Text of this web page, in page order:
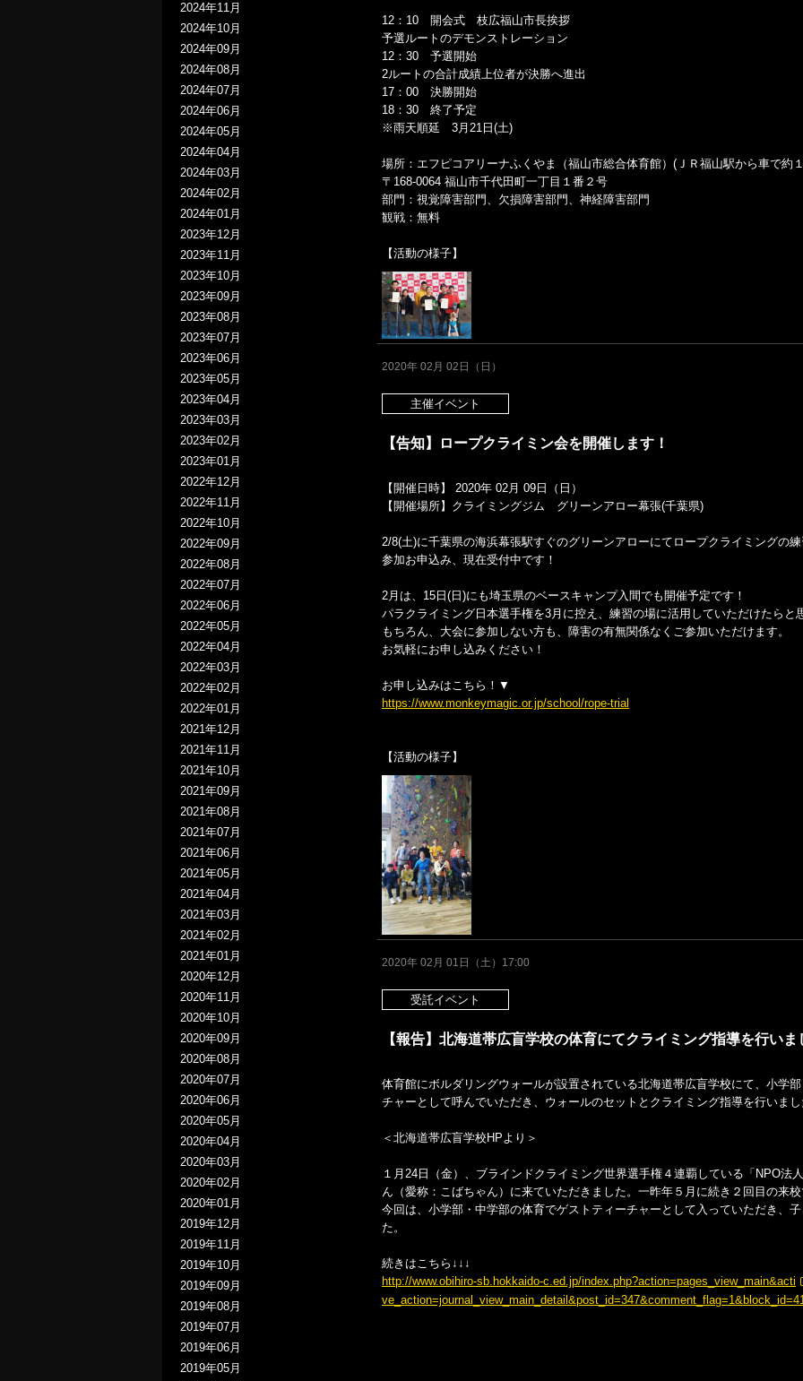
2024年11月
2024年10月
2024年09月
2024年08月
2024年07月
2024年06月
2024年05月
2024年04月
2024年03月
2024年02月
2024年01月
2023年12月
2023年11月
2023年10月
2023年09月
2023年08月
2023年07月
2023年06月
2023年05月
2023年04月
2023年03月
2023年02月
2023年01月
2022年12月
2022年11月
2022年10月
2022年09月
2022年08月
2022年07月
2022年06月
2022年05月
2022年04月
2022年03月
2022年02月
2022年01月
2021年12月
2021年11月
2021年10月
2021年09月
2021年08月
2021年07月
2021年06月
2021年05月
2021年04月
2021年03月
2021年02月
2021年01月
2020年12月
2020年11月
2020年10月
2020年09月
2020年08月
2020年07月
2020年06月
2020年05月
2020年04月
2020年03月
2020年02月
2020年01月
2019年12月
2019年11月
2019年10月
2019年09月
2019年08月
2019年07月
2019年06月
2019年05月
12：10 開会式 枝広福山市長挨拶
予選ルートのデモンストレーション
12：30 予選開始
2ルートの合計成績上位者が決勝へ進出
17：00 決勝開始
18：30 終了予定
※雨天順延 3月21日(土)
場所：エフピコアリーナふくやま（福山市総合体育館）( ＪＲ福山駅から車で約
〒168-0064 福山市千代田町一丁目１番２号
部門：視覚障害部門、欠損障害部門、神経障害部門
観戦：無料
【活動の様子】
2020年 02月 02日（日）
主催イベント
【告知】ロープクライミン会を開催します！
【開催日時】 2020年 02月 09日（日）
【開催場所】クライミングジム グリーンアロー幕張(千葉県)
2/8(土)に千葉県の海浜幕張駅すぐのグリーンアローにてロープクライミングの
参加お申込み、現在受付中です！
2月は、15日(日)にも埼玉県のベースキャンプ入間でも開催予定です！
パラクライミング日本選手権を3月に控え、練習の場に活用していただけたらと
もちろん、大会に参加しない方も、障害の有無関係なくご参加いただけます。
お気軽にお申し込みください！
お申し込みはこちら！▼
https://www.monkeymagic.or.jp/school/rope-trial
【活動の様子】
2020年 02月 01日（土）17:00
受託イベント
【報告】北海道帯広盲学校の体育にてクライミング指導を行いま
体育館にボルダリングウォールが設置されている北海道帯広盲学校にて、小学
チャーとして呼んでいただき、ウォールのセットとクライミング指導を行いまし
＜北海道帯広盲学校HPより＞
１月24日（金）、ブラインドクライミング世界選手権４連覇している「NPO
ん（愛称：こばちゃん）に来ていただきました。一昨年５月に続き２回目の来校
今回は、小学部・中学部の体育でゲストティーチャーとして入っていただき、
た。
続きはこちら↓↓↓
http://www.obihiro-sb.hokkaido-c.ed.jp/index.php?action=pages_view_main&acti